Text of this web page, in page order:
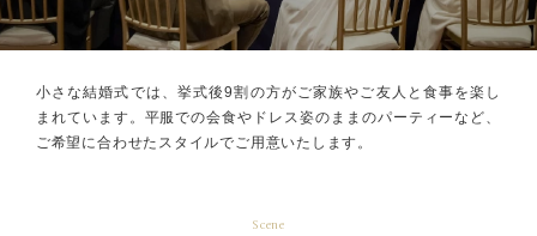
小さな結婚式では、挙式後9割の方がご家族やご友人と食事を楽し
まれています。 平服での会食やドレス姿のままのパーティーなど、
ご希望に合わせたスタイルでご用意いたします。
Scene